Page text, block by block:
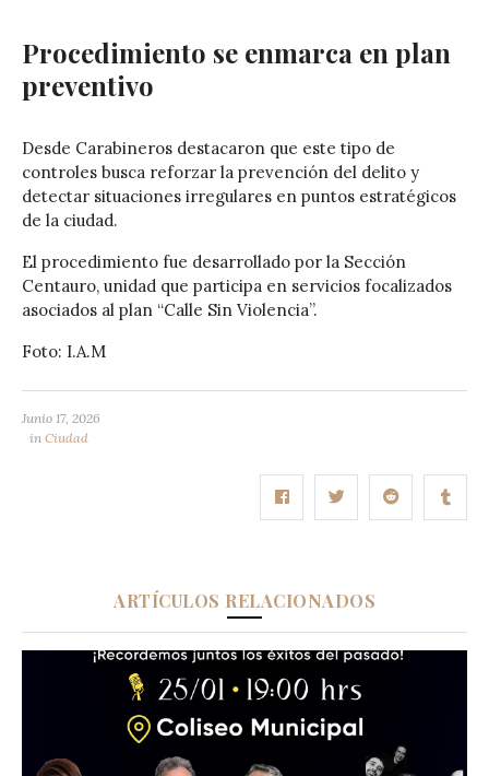
Procedimiento se enmarca en plan
preventivo
Desde Carabineros destacaron que este tipo de
controles busca reforzar la prevención del delito y
detectar situaciones irregulares en puntos estratégicos
de la ciudad.
El procedimiento fue desarrollado por la Sección
Centauro, unidad que participa en servicios focalizados
asociados al plan “Calle Sin Violencia”.
Foto: I.A.M
Junio 17, 2026
in Ciudad
ARTÍCULOS RELACIONADOS